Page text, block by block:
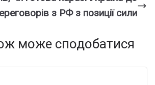
з РФ з позиції сили
може сподобатися